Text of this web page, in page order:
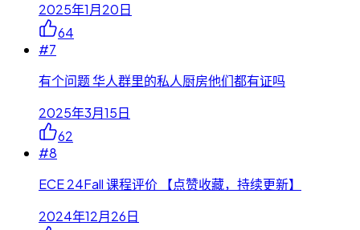
2025年1月20日
64
#7
有个问题 华人群里的私人厨房他们都有证吗
2025年3月15日
62
#8
ECE 24Fall 课程评价 【点赞收藏，持续更新】
2024年12月26日